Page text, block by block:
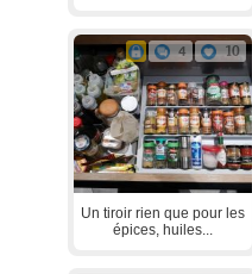
4 10
Un tiroir rien que pour les
épices, huiles...